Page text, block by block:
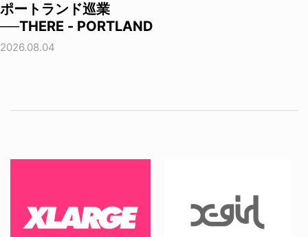
ポートランド巡業
──THERE - PORTLAND
2026.08.04